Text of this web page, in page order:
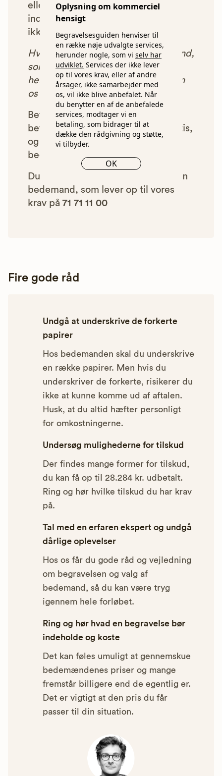
Oplysning om kommerciel
hensigt
Begravelsesguiden henviser til
en række nøje udvalgte services,
herunder nogle, som vi selv har
udviklet. Services der ikke lever
op til vores krav, eller af andre
årsager, ikke samarbejder med
os, vil ikke blive anbefalet. Når
du benytter en af de anbefalede
services, modtager vi en
betaling, som bidrager til at
dække den rådgivning og støtte,
vi tilbyder.
OK
eller som af andre årsager ikke har
indgået et samarbejde med os, vil
ikke blive vist i vores anbefalinger.
Hver gang du benytter en bedemand,
som vi har godkendt, anbefalet og
henvist dig til, betaler bedemanden
os et beløb for denne henvisning.
Betalingen for vores henvisninger
betyder, at vores rådgivning er gratis,
og at vi samtidig kan tilbyde vores
bedemandsgaranti.
Du kan altid ringe og få anbefalet en
bedemand, som lever op til vores
krav på 71 71 11 00
Fire gode råd
Undgå at underskrive de forkerte
papirer
Hos bedemanden skal du underskrive
en række papirer. Men hvis du
underskriver de forkerte, risikerer du
ikke at kunne komme ud af aftalen.
Husk, at du altid hæfter personligt
for omkostningerne.
Undersøg mulighederne for tilskud
Der findes mange former for tilskud,
du kan få op til 28.284 kr. udbetalt.
Ring og hør hvilke tilskud du har krav
på.
Tal med en erfaren ekspert og undgå
dårlige oplevelser
Hos os får du gode råd og vejledning
om begravelsen og valg af
bedemand, så du kan være tryg
igennem hele forløbet.
Ring og hør hvad en begravelse bør
indeholde og koste
Det kan føles umuligt at gennemskue
bedemændenes priser og mange
fremstår billigere end de egentlig er.
Det er vigtigt at den pris du får
passer til din situation.